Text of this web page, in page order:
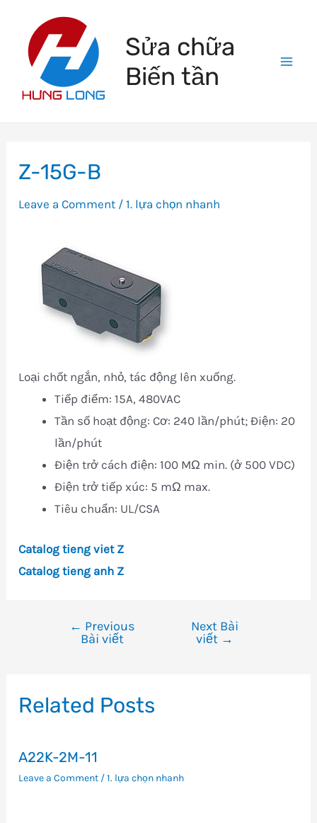
content
Sửa chữa
Biến tần
Z-15G-B
Leave a Comment /1. lựa chọn nhanh
Loại chốt ngắn, nhỏ, tác động lên xuống.
Tiếp điểm: 15A, 480VAC
Tần số hoạt động: Cơ: 240 lần/phút; Điện: 20
lần/phút
Điện trở cách điện: 100 MΩ min. (ở 500 VDC)
Điện trở tiếp xúc: 5 mΩ max.
Tiêu chuẩn: UL/CSA
Catalog tieng viet Z
Catalog tieng anh Z
viết
← Previous
Bài viết
Next Bài
viết →
Related Posts
A22K-2M-11
Leave a Comment /1. lựa chọn nhanh